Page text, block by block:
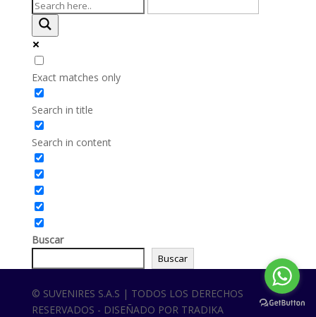
Exact matches only
Search in title
Search in content
Buscar
Buscar
© SUVENIRES S.A.S | TODOS LOS DERECHOS
RESERVADOS - DISEÑADO POR TRADIKA